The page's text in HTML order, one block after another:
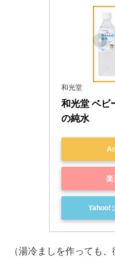
和光堂
和光堂 ベビ
の純水
楽
Yahoo!
（湯冷ましを作っても